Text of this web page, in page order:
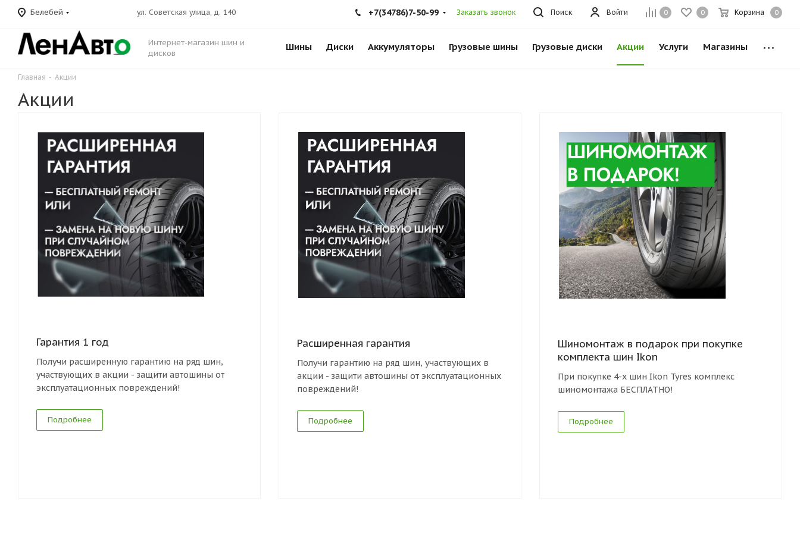
Белебей 0 0 Корзина 0
Войти
ул. Советская улица, д. 140 Поиск
+7(34786)7-50-99 Заказать звонок
Интернет-магазин шин и
дисков
Шины Диски Аккумуляторы Грузовые шины Грузовые диски Акции Услуги Магазины
Главная - Акции
Акции
Гарантия 1 год
Получи расширенную гарантию на ряд шин,
участвующих в акции - защити автошины от
эксплуатационных повреждений!
Подробнее
Расширенная гарантия
Получи гарантию на ряд шин, участвующих в
акции - защити автошины от эксплуатационных
повреждений!
Подробнее
Шиномонтаж в подарок при покупке
комплекта шин Ikon
При покупке 4-х шин Ikon Tyres комплекс
шиномонтажа БЕСПЛАТНО!
Подробнее